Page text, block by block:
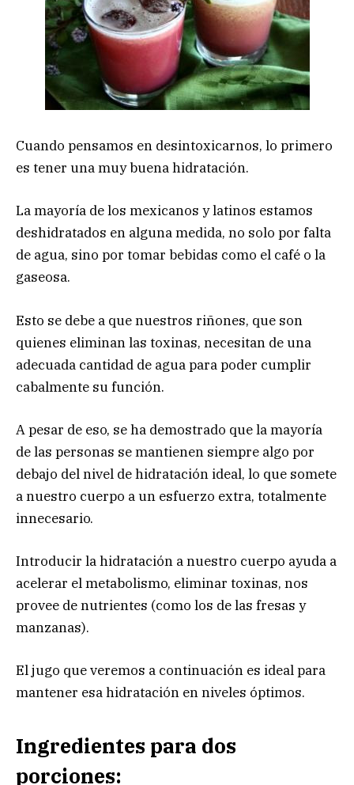
Cuando pensamos en desintoxicarnos, lo primero
es tener una muy buena hidratación.
La mayoría de los mexicanos y latinos estamos
deshidratados en alguna medida, no solo por falta
de agua, sino por tomar bebidas como el café o la
gaseosa.
Esto se debe a que nuestros riñones, que son
quienes eliminan las toxinas, necesitan de una
adecuada cantidad de agua para poder cumplir
cabalmente su función.
A pesar de eso, se ha demostrado que la mayoría
de las personas se mantienen siempre algo por
debajo del nivel de hidratación ideal, lo que somete
a nuestro cuerpo a un esfuerzo extra, totalmente
innecesario.
Introducir la hidratación a nuestro cuerpo ayuda a
acelerar el metabolismo, eliminar toxinas, nos
provee de nutrientes (como los de las fresas y
manzanas).
El jugo que veremos a continuación es ideal para
mantener esa hidratación en niveles óptimos.
Ingredientes para dos
porciones: